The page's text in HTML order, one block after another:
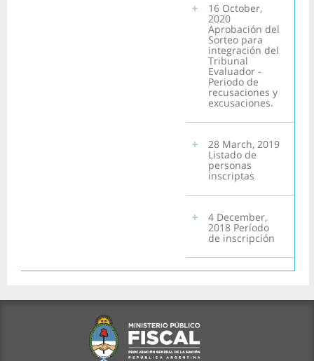
16 October,
2020
Aprobación del
Sorteo para
integración del
Tribunal
Evaluador -
Periodo de
recusaciones y
excusaciones.
28 March, 2019
Listado de
personas
inscriptas
4 December,
2018 Período
de inscripción